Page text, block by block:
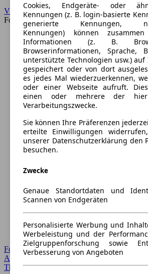
VW
Forum
Forum Startseite
Alle Auto-Foren
Themen-Forum
Cookies, Endgeräte- oder
Kennungen (z. B. login-basierte
generierte Kennungen,
Kennungen) können
Informationen (z. B.
Browserinformationen, Sprache,
unterstützte Technologien usw.)
gespeichert oder von dort
es jedes Mal wiederzuerkennen,
oder einer Webseite aufruft.
einen oder mehrere der hier
Verarbeitungszwecke.
Sie können Ihre Präferenzen
erteilte Einwilligungen
unserer Datenschutzerklärung den
besuchen.
Zwecke
Genaue Standortdaten und
Scannen von Endgeräten
Personalisierte Werbung und
Werbeleistung und der
Zielgruppenforschung sowie
Verbesserung von Angeboten